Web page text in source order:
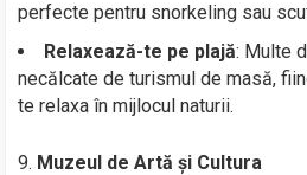
perfecte pentru snorkeling sau
Relaxează-te pe plajă: Multe
necălcate de turismul de masă,
te relaxa în mijlocul naturii.
Muzeul de Artă și Cultura